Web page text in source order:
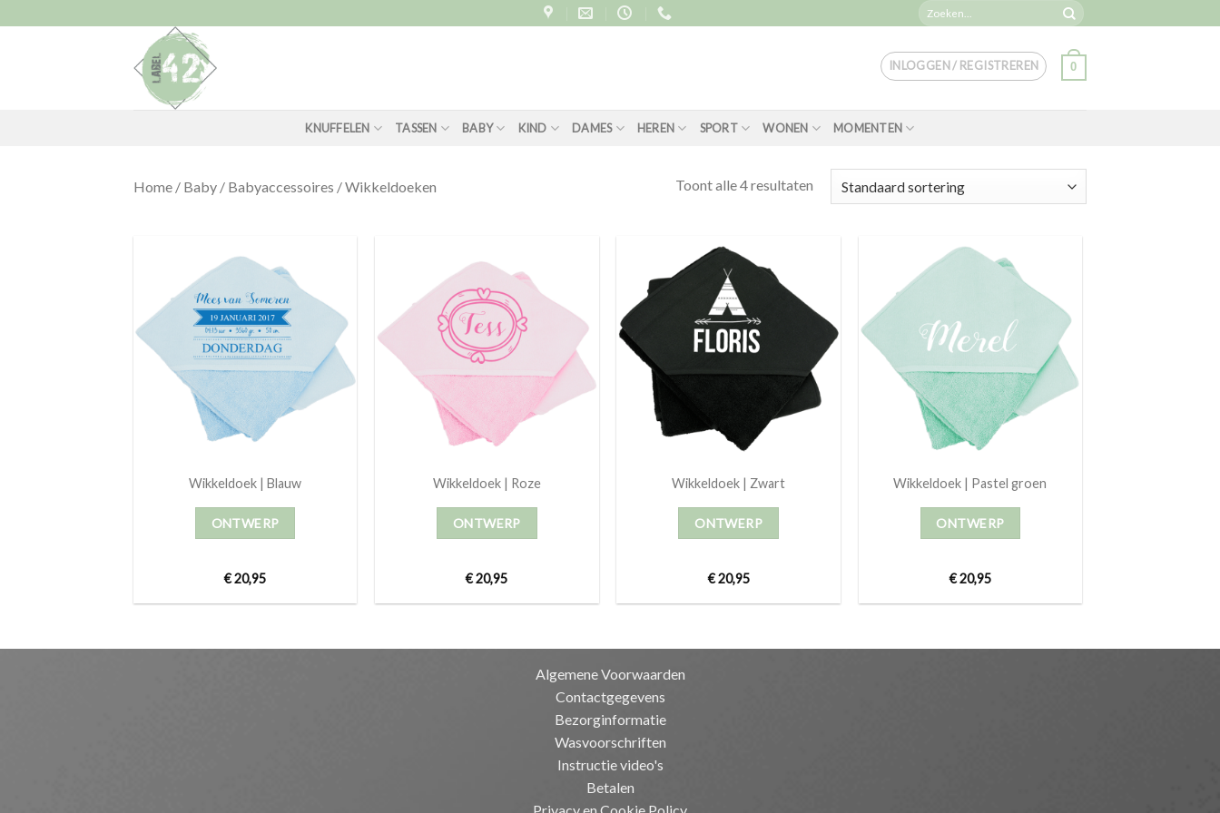
Zoeken
INLOGGEN / REGISTREREN 0
KNUFFELEN TASSEN BABY KIND DAMES HEREN SPORT WONEN MOMENTEN
Home / Baby / Babyaccessoires /Wikkeldoeken Toont alle 4 resultaten
Wikkeldoek | Blauw
ONTWERP
€20,95
Wikkeldoek | Roze
ONTWERP
€20,95
Wikkeldoek | Zwart
ONTWERP
€20,95
Wikkeldoek | Pastel groen
ONTWERP
€20,95
Algemene Voorwaarden
Contactgegevens
Bezorginformatie
Wasvoorschriften
Instructie video's
Betalen